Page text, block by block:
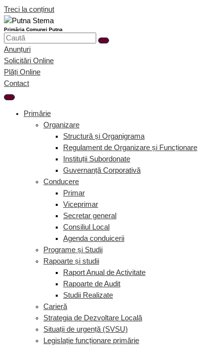
Treci la conținut
Primăria Comunei Putna
Anunțuri
Solicitări Online
Plăți Online
Contact
Primărie
Organizare
Structură și Organigrama
Regulament de Organizare și Funcționare
Instituții Subordonate
Guvernanță Corporativă
Conducere
Primar
Viceprimar
Secretar general
Consiliul Local
Agenda conduicerii
Programe și Studii
Rapoarte și studii
Raport Anual de Activitate
Rapoarte de Audit
Studii Realizate
Carieră
Strategia de Dezvoltare Locală
Situații de urgență (SVSU)
Legislație funcționare primărie